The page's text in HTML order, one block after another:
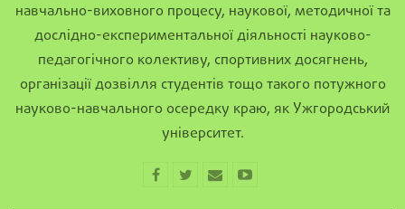
навчально-виховного процесу, наукової, методичної та
дослідно-експериментальної діяльності науково-
педагогічного колективу, спортивних досягнень,
організації дозвілля студентів тощо такого потужного
науково-навчального осередку краю, як Ужгородський
університет.